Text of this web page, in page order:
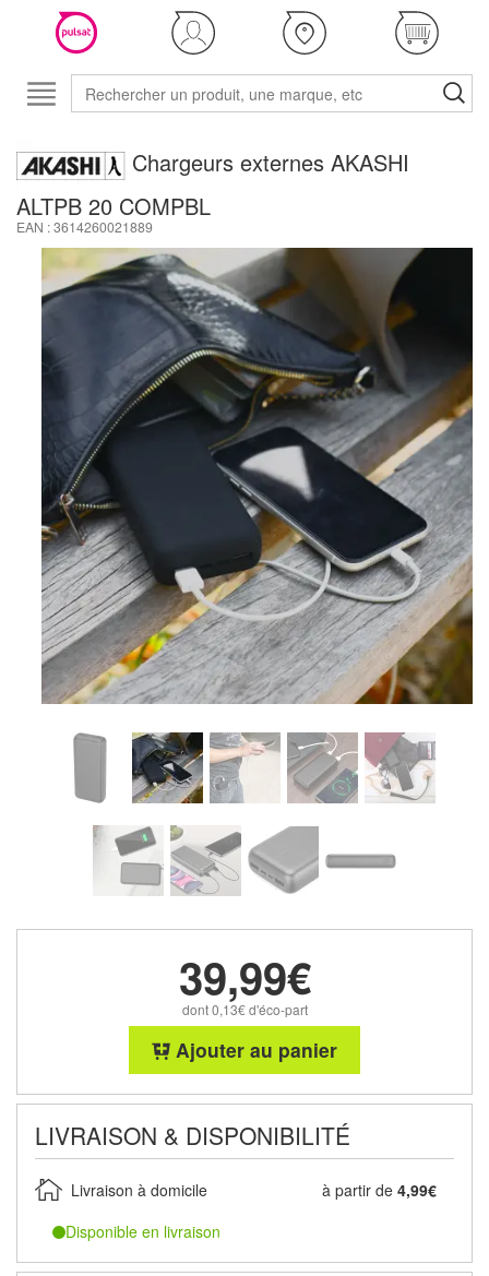
Chargeurs externes AKASHI
ALTPB 20 COMPBL
EAN : 3614260021889
39,99€
dont 0,13€ d'éco-part
Ajouter au panier
LIVRAISON & DISPONIBILITÉ
Livraison à domicile à partir de 4,99€
Disponible en livraison